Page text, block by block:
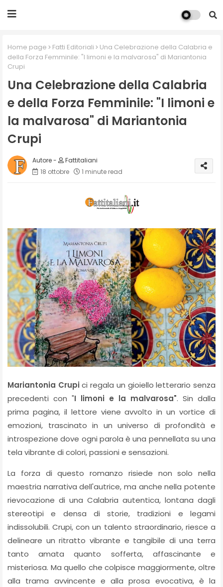
Home page Fatti Editoriali
Una Celebrazione della Calabria e
della Forza Femminile: "I limoni e la malvarosa" di Mariantonia
Crupi
Una Celebrazione della Calabria
e della Forza Femminile: "I limoni e
la malvarosa" di Mariantonia
Crupi
Fattitaliani
18 ottobre
1 minute read
Mariantonia Crupici regala un gioiello letterario senza
precedenti con "I limoni e la malvarosa". Sin dalla
prima pagina, il lettore viene avvolto in un vortice di
emozioni, trascinato in un universo di profondità e
introspezione dove ogni parola è una pennellata su una
tela vibrante di colori, passioni e sensazioni.
La forza di questo romanzo risiede non solo nella
maestria narrativa dell'autrice, ma anche nella potente
rievocazione di una Calabria autentica, lontana dagli
stereotipi e densa di storie, tradizioni e legami
indissolubili. Crupi, con un talento straordinario, riesce a
delineare un ritratto vibrante e tangibile di una terra
tanto amata quanto sofferta, affascinante e
misteriosa. Ma quello che colpisce maggiormente, oltre
alla trama avvincente e alla prosa evocativa, è la